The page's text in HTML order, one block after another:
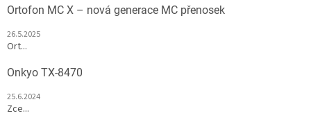
Ortofon MC X – nová generace MC přenosek
26.5.2025
Ort...
Onkyo TX-8470
25.6.2024
Zce...